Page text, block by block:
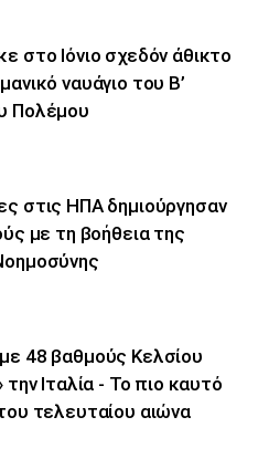
στο Ιόνιο σχεδόν άθικτο
ναυάγιο του Β’
Πολέμου
στις ΗΠΑ δημιούργησαν
με τη βοήθεια της
48 βαθμούς Κελσίου
την Ιταλία - Το πιο καυτό
τελευταίου αιώνα